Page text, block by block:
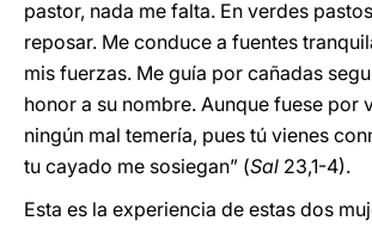
pastor, nada me falta. En verdes
reposar. Me conduce a fuentes
mis fuerzas. Me guía por cañadas
honor a su nombre. Aunque fuese por
ningún mal temería, pues tú vienes
tu cayado me sosiegan” (Sal 23,1-4).
Esta es la experiencia de estas dos